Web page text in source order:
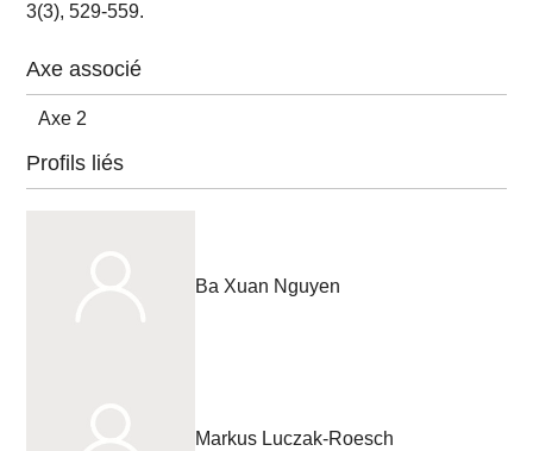
3(3), 529-559.
Axe associé
Axe 2
Profils liés
Ba Xuan Nguyen
Markus Luczak-Roesch